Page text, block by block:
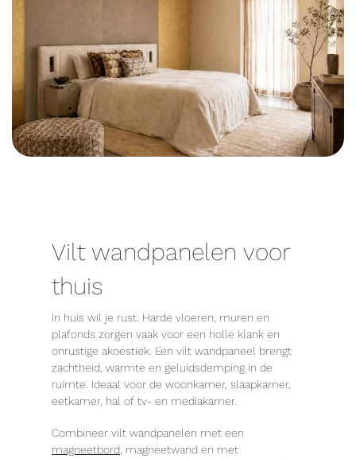
Vilt wandpanelen voor
thuis
In huis wil je rust. Harde vloeren, muren en
plafonds zorgen vaak voor een holle klank en
onrustige akoestiek. Een vilt wandpaneel brengt
zachtheid, warmte en geluidsdemping in de
ruimte. Ideaal voor de woonkamer, slaapkamer,
eetkamer, hal of tv- en mediakamer.
Combineer vilt wandpanelen met een
magneetbord, magneetwand en met